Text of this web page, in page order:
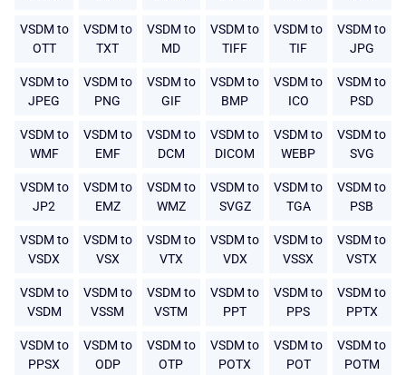
VSDM to
OTT
VSDM to
TXT
VSDM to
MD
VSDM to
TIFF
VSDM to
TIF
VSDM to
JPG
VSDM to
JPEG
VSDM to
PNG
VSDM to
GIF
VSDM to
BMP
VSDM to
ICO
VSDM to
PSD
VSDM to
WMF
VSDM to
EMF
VSDM to
DCM
VSDM to
DICOM
VSDM to
WEBP
VSDM to
SVG
VSDM to
JP2
VSDM to
EMZ
VSDM to
WMZ
VSDM to
SVGZ
VSDM to
TGA
VSDM to
PSB
VSDM to
VSDX
VSDM to
VSX
VSDM to
VTX
VSDM to
VDX
VSDM to
VSSX
VSDM to
VSTX
VSDM to
VSDM
VSDM to
VSSM
VSDM to
VSTM
VSDM to
PPT
VSDM to
PPS
VSDM to
PPTX
VSDM to
PPSX
VSDM to
ODP
VSDM to
OTP
VSDM to
POTX
VSDM to
POT
VSDM to
POTM